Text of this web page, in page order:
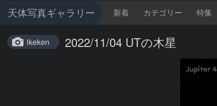
天体写真ギャラリー 新着 カテゴリー 特集
ikeken 2022/11/04 UTの木星